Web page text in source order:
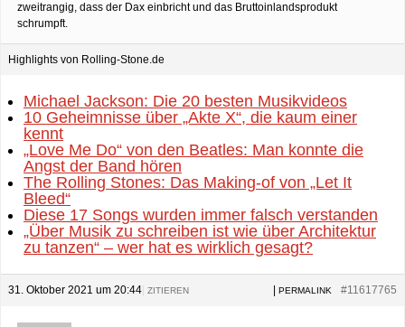
zweitrangig, dass der Dax einbricht und das Bruttoinlandsprodukt
schrumpft.
Highlights von Rolling-Stone.de
Michael Jackson: Die 20 besten Musikvideos
10 Geheimnisse über „Akte X“, die kaum einer
kennt
„Love Me Do“ von den Beatles: Man konnte die
Angst der Band hören
The Rolling Stones: Das Making-of von „Let It
Bleed“
Diese 17 Songs wurden immer falsch verstanden
„Über Musik zu schreiben ist wie über Architektur
zu tanzen“ – wer hat es wirklich gesagt?
31. Oktober 2021 um 20:44 #11617765
PERMALINK
ZITIEREN